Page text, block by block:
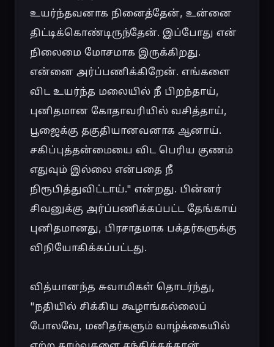
உயர்ந்தவனாக நினைத்தேன், உன்னை
திட்டிக்கொண்டிருந்தேன். இப்போது என்
நிலைமை மோசமாக இருக்கிறது.
என்னை அர்ப்பணிக்கிறேன். எங்களை
விட உயர்ந்த மலையில் நீ பிறந்தாய்,
புனிதமான கோதாவரியில் வசித்தாய்,
பூஜைக்கு தகுதியானவனாக ஆனாய்.
சகிப்புத்தன்மையை விட பெரிய குணம்
எதுவும் இல்லை என்பதை நீ
நிரூபித்துவிட்டாய்." என்றது. பின்னர்
சிவனுக்கு அர்ப்பணிக்கப்பட்ட தேங்காய்
புனிதமானது, பிரசாதமாக பக்தர்களுக்கு
விநியோகிக்கப்பட்டது.
வித்யானந்த சுவாமிகள் தொடர்ந்து,
"நதியில் சிக்கிய கூழாங்கல்லைப்
போலவே, மனிதர்களும் வாழ்க்கையில்